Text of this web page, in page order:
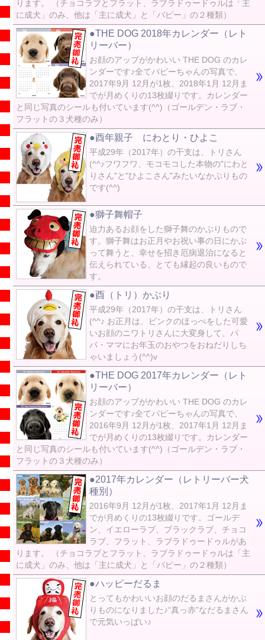
ります。 （チョコラブとフラット、ラブラドゥードゥルは「主
に成犬」のみ、他は「主に成犬」と「パピー」の２種類）
●THE DOG 2018年カレンダー（レト
リーバー）
お顔のアップがかわいい THE DOG のカレ
ンダーです♪全てパピーちゃんの写真で、
2017年9月 12月が1枚、2018年1月 12月ま
でが月めくりの13枚綴りです。カレンダー
と同じ写真のシールも付いています(^^)（ゴールデン・ラブ・
フラットの３犬種のみ）
●酉年親子 にわとり・ひよこ
平成29年（2017年）の干支は、トリさん
(^^♪フワフワ、モコモコした本物の"にわと
りさん"と"ひよこさん"みたいなかぶりもの
です(^^)
●獅子舞帽子
迫力あるお顔をした獅子舞のかぶりもので
す。獅子舞はお正月やお祝い事の日にかぶ
って舞うと、幸せを招き厄病退治になると
伝えられている、とても縁起の良いもので
す。
●酉（トリ）かぶり
平成29年（2017年）の干支は、トリさん
(^^♪ お正月は、ピンクのほっぺをした可愛
いお顔のニワトリさんに大変身して、パ
パ・ママにお年玉のおやつをおねだりしち
ゃいましょう(^^)v
●THE DOG 2017年カレンダー（レト
リーバー）
お顔のアップがかわいい THE DOG のカレ
ンダーです♪全てパピーちゃんの写真で、
2016年9月 12月が1枚、2017年1月 12月ま
でが月めくりの13枚綴りです。カレンダー
と同じ写真のシールも付いています(^^)（ゴールデン・ラブ・
フラットの３犬種のみ）
●2017年カレンダー（レトリーバー犬
種別）
2016年9月 12月が1枚、2017年1月 12月ま
でが月めくりの13枚綴りです。ゴールデ
ン、イエローラブ、ブラックラブ、チョコ
ラブ、フラット、ラブラドゥードゥルがあ
ります。 （チョコラブとフラット、ラブラドゥードゥルは「主
に成犬」のみ、他は「主に成犬」と「パピー」の２種類）
●ハッピーだるま
とってもかわいいお顔のだるまさんがかぶ
りものになりました♪“真っ赤”なだるまさん
で元気いっぱい♪